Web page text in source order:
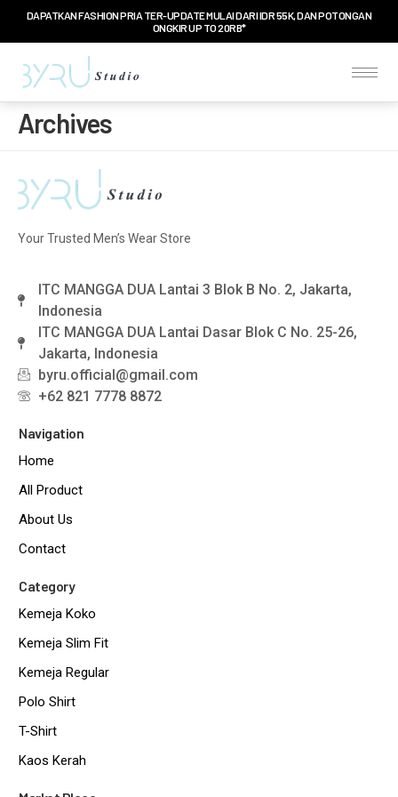
DAPATKAN FASHION PRIA TER-UPDATE MULAI DARI IDR 55K, DAN POTONGAN
ONGKIR UP TO 20RB*
Archives
Your Trusted Men’s Wear Store
ITC MANGGA DUA Lantai 3 Blok B No. 2, Jakarta,
Indonesia
ITC MANGGA DUA Lantai Dasar Blok C No. 25-26,
Jakarta, Indonesia
byru.official@gmail.com
+62 821 7778 8872
Navigation
Home
All Product
About Us
Contact
Category
Kemeja Koko
Kemeja Slim Fit
Kemeja Regular
Polo Shirt
T-Shirt
Kaos Kerah